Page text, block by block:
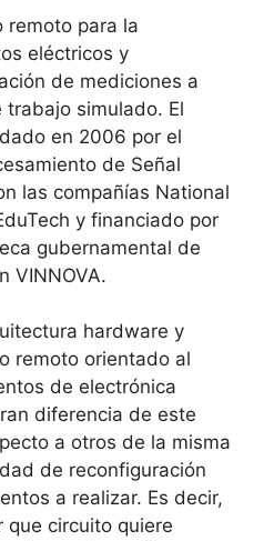
remoto para la
eléctricos y
de mediciones a
simulado. El
en 2006 por el
de Señal
las compañías National
y financiado por
gubernamental de
VINNOVA.
hardware y
remoto orientado al
de electrónica
diferencia de este
a otros de la misma
de reconfiguración
a realizar. Es decir,
que circuito quiere